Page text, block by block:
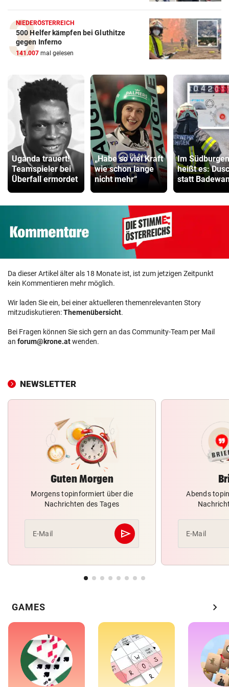
NIEDERÖSTERREICH
500 Helfer kämpfen bei Gluthitze
gegen Inferno
141.007 mal gelesen
Uganda trauert!
Teamspieler bei
Überfall ermordet
„Habe so viel Kraft
wie schon lange
nicht mehr“
Im
heißt es:
statt
Da dieser Artikel älter als 18 Monate ist, ist zum jetzigen Zeitpunkt
kein Kommentieren mehr möglich.
Wir laden Sie ein, bei einer aktuelleren themenrelevanten Story
mitzudiskutieren:Themenübersicht.
Bei Fragen können Sie sich gern an das Community-Team per Mail
an forum@krone.atwenden.
NEWSLETTER
Guten Morgen
Morgens topinformiert über die
Nachrichten des Tages
E-Mail send
Abschicken
Abends
E-Mail
GAMES chevron_right